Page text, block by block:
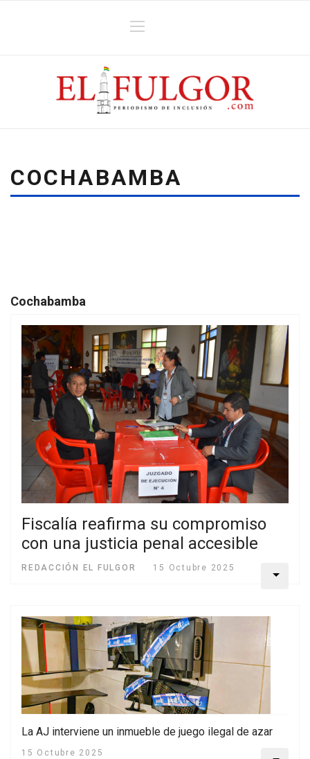
COCHABAMBA
Cochabamba
Fiscalía reafirma su compromiso
con una justicia penal accesible
REDACCIÓN EL FULGOR 15 Octubre 2025
La AJ interviene un inmueble de juego ilegal de azar
15 Octubre 2025